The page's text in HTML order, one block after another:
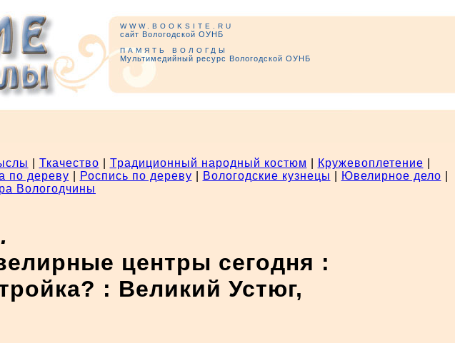
WWW.BOOKSITE.RU
сайт Вологодской ОУНБ
ПАМЯТЬ ВОЛОГДЫ
Мультимедийный ресурс Вологодской ОУНБ
Ткачество Традиционный народный костюм Кружевоплетение
по дереву Роспись по дереву Вологодские кузнецы Ювелирное дело
Вологодчины
центры сегодня :
: Великий Устюг,